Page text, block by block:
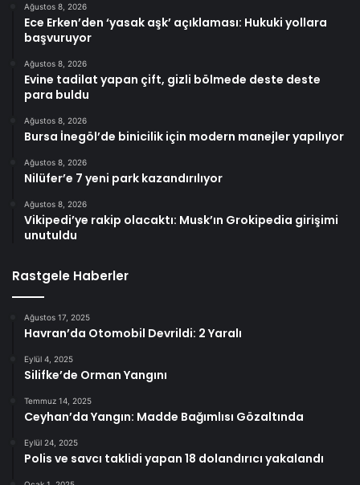
Ağustos 8, 2026
Ece Erken’den ‘yasak aşk’ açıklaması: Hukuki yollara
başvuruyor
Ağustos 8, 2026
Evine tadilat yapan çift, gizli bölmede deste deste
para buldu
Ağustos 8, 2026
Bursa İnegöl’de binicilik için modern manejler yapılıyor
Ağustos 8, 2026
Nilüfer’e 7 yeni park kazandırılıyor
Ağustos 8, 2026
Vikipedi’ye rakip olacaktı: Musk’ın Grokipedia girişimi
unutuldu
Rastgele Haberler
Ağustos 17, 2025
Havran’da Otomobil Devrildi: 2 Yaralı
Eylül 4, 2025
Silifke’de Orman Yangını
Temmuz 14, 2025
Ceyhan’da Yangın: Madde Bağımlısı Gözaltında
Eylül 24, 2025
Polis ve savcı taklidi yapan 18 dolandırıcı yakalandı